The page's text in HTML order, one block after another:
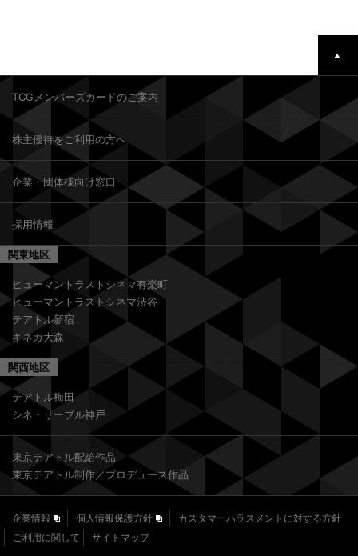
TCGメンバーズカードのご案内
株主優待をご利用の方へ
企業・団体様向け窓口
採用情報
関東地区
ヒューマントラストシネマ有楽町
ヒューマントラストシネマ渋谷
テアトル新宿
キネカ大森
関西地区
テアトル梅田
シネ・リーブル神戸
東京テアトル配給作品
東京テアトル制作／プロデュース作品
企業情報 個人情報保護方針
カスタマーハラスメントに対する方針
ご利用に関して
サイトマップ